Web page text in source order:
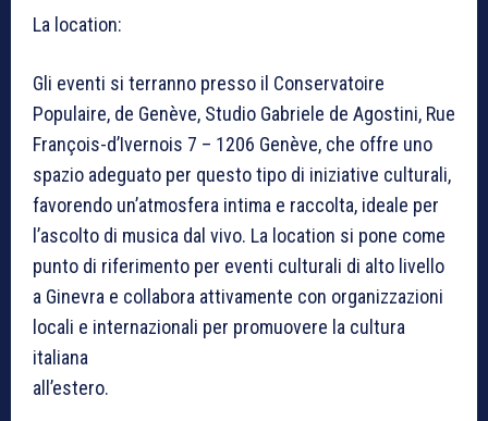
La location:
Gli eventi si terranno presso il Conservatoire
Populaire, de Genève, Studio Gabriele de Agostini, Rue
François-d’Ivernois 7 – 1206 Genève, che offre uno
spazio adeguato per questo tipo di iniziative culturali,
favorendo un’atmosfera intima e raccolta, ideale per
l’ascolto di musica dal vivo. La location si pone come
punto di riferimento per eventi culturali di alto livello
a Ginevra e collabora attivamente con organizzazioni
locali e internazionali per promuovere la cultura
italiana
all’estero.